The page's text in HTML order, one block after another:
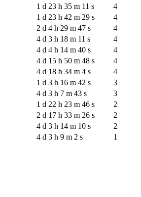
1 d 23 h 35 m 11 s
4
1 d 23 h 42 m 29 s
4
2 d 4 h 29 m 47 s
4
4 d 3 h 18 m 11 s
4
4 d 4 h 14 m 40 s
4
4 d 15 h 50 m 48 s
4
4 d 18 h 34 m 4 s
4
1 d 3 h 16 m 42 s
3
4 d 3 h 7 m 43 s
3
1 d 22 h 23 m 46 s
2
2 d 17 h 33 m 26 s
2
4 d 3 h 14 m 10 s
2
4 d 3 h 9 m 2 s 1